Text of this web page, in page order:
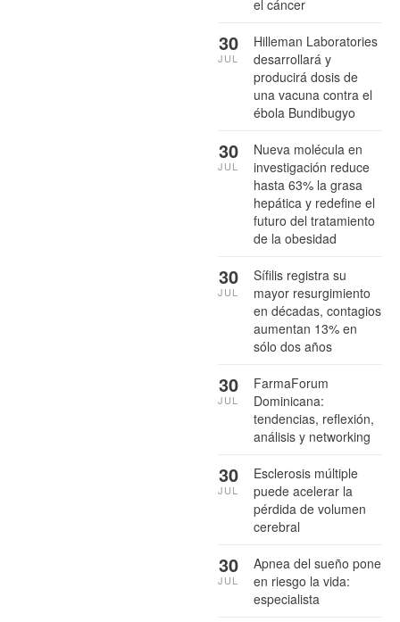
el cáncer
Hilleman Laboratories
desarrollará y
producirá dosis de
una vacuna contra el
ébola Bundibugyo
30
JUL
Nueva molécula en
investigación reduce
hasta 63% la grasa
hepática y redefine el
futuro del tratamiento
de la obesidad
30
JUL
Sífilis registra su
mayor resurgimiento
en décadas, contagios
aumentan 13% en
sólo dos años
30
JUL
FarmaForum
Dominicana:
tendencias, reflexión,
análisis y networking
30
JUL
Esclerosis múltiple
puede acelerar la
pérdida de volumen
cerebral
30
JUL
Apnea del sueño pone
en riesgo la vida:
especialista
30
JUL